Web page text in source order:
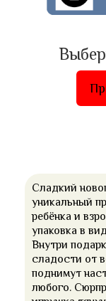
Сладкий
уникальный
ребёнка и
упаковка в
Внутри
сладости от
поднимут
любого.